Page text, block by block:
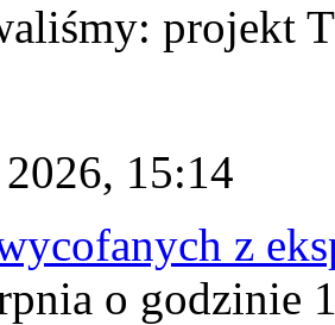
projekt
15:14
z
o godzinie